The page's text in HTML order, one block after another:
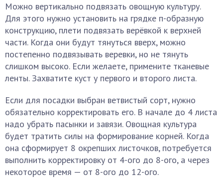
Можно вертикально подвязать овощную культуру.
Для этого нужно установить на грядке п-образную
конструкцию, плети подвязать верёвкой к верхней
части. Когда они будут тянуться вверх, можно
постепенно подвязывать веревки, но не тянуть
слишком высоко. Если желаете, примените тканевые
ленты. Захватите куст у первого и второго листа.
Если для посадки выбран ветвистый сорт, нужно
обязательно корректировать его. В начале до 4 листа
надо убрать пасынки и завязи. Овощная культура
будет тратить силы на формирование корней. Когда
она сформирует 8 окрепших листочков, потребуется
выполнить корректировку от 4-ого до 8-ого, а через
некоторое время — от 8-ого до 12-ого.